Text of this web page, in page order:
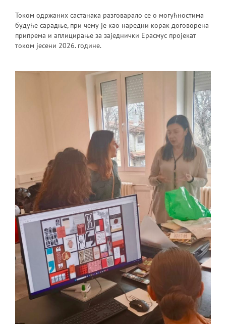
Током одржаних састанака разговарало се о могућностима
будуће сарадње, при чему је као наредни корак договорена
припрема и аплицирање за заједнички Ерасмус пројекат
током јесени 2026. године.